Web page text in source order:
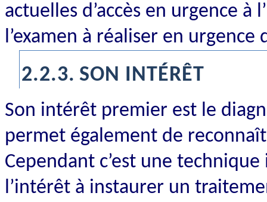
actuelles d’accès en urgence à
l’examen à réaliser en urgence
2.2.3. SON INTÉRÊT
Son intérêt premier est le
permet également de
Cependant c’est une
l’intérêt à instaurer un